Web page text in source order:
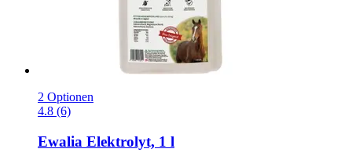
2 Optionen
4.8 (6)
Ewalia Elektrolyt, 1 l